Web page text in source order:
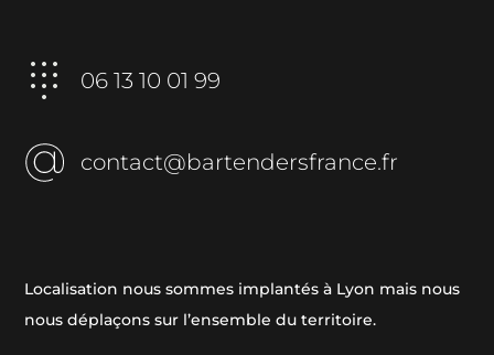
06 13 10 01 99
contact@bartendersfrance.fr
Localisation nous sommes implantés à Lyon mais nous
nous déplaçons sur l’ensemble du territoire.